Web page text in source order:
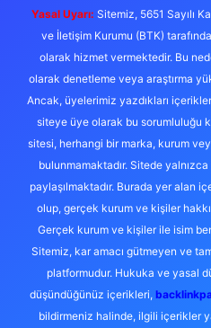
Yasal Uyarı: Sitemiz, 5651 Sayılı
ve İletişim Kurumu (BTK)
olarak hizmet vermektedir. Bu
olarak denetleme veya araştırma
Ancak, üyelerimiz yazdıkları
siteye üye olarak bu sorumluluğu
sitesi, herhangi bir marka, kurum
bulunmamaktadır. Sitede yalnızca
paylaşılmaktadır. Burada yer alan
olup, gerçek kurum ve kişiler
Gerçek kurum ve kişiler ile isim
Sitemiz, kar amacı gütmeyen ve
platformudur. Hukuka ve yasal
düşündüğünüz içerikleri,
bildirmeniz halinde, ilgili içerikler